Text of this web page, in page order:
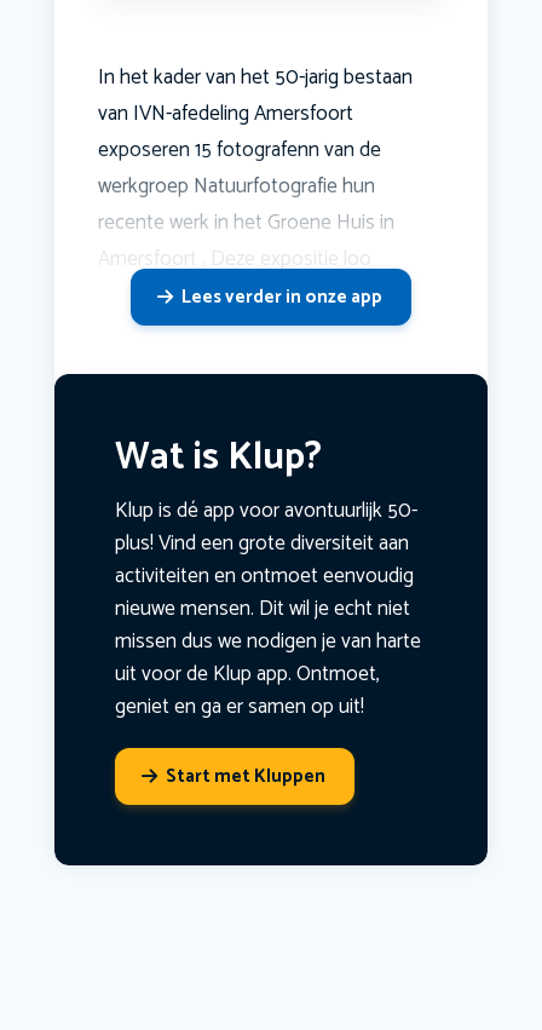
In het kader van het 50-jarig bestaan
van IVN-afedeling Amersfoort
exposeren 15 fotografenn van de
werkgroep Natuurfotografie hun
recente werk in het Groene Huis in
Amersfoort . Deze expositie loo
Lees verder in onze app
Wat is Klup?
Klup is dé app voor avontuurlijk 50-
plus! Vind een grote diversiteit aan
activiteiten en ontmoet eenvoudig
nieuwe mensen. Dit wil je echt niet
missen dus we nodigen je van harte
uit voor de Klup app. Ontmoet,
geniet en ga er samen op uit!
Start met Kluppen